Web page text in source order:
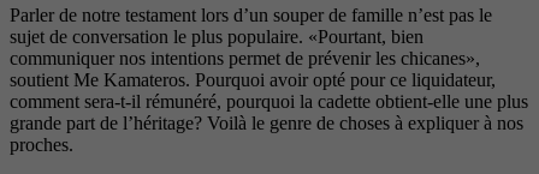
Parler de notre testament lors d’un souper de famille n’est pas le
sujet de conversation le plus populaire. «Pourtant, bien
communiquer nos intentions permet de prévenir les chicanes»,
soutient Me Kamateros. Pourquoi avoir opté pour ce liquidateur,
comment sera-t-il rémunéré, pourquoi la cadette obtient-elle une plus
grande part de l’héritage? Voilà le genre de choses à expliquer à nos
proches.